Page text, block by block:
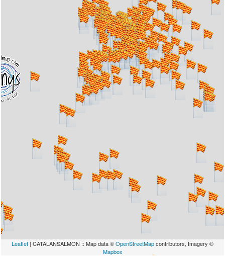
Leaflet | CATALANSALMON :: Map data ©OpenStreetMapcontributors, Imagery ©
Mapbox